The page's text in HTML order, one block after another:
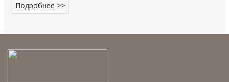
Подробнее >>